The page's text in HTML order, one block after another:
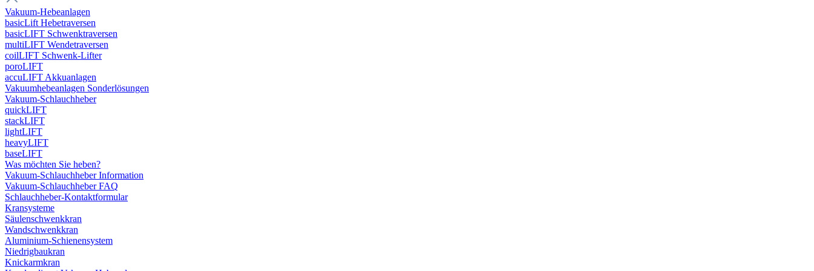
Vakuum-Hebeanlagen
basicLift Hebetraversen
basicLIFT Schwenktraversen
multiLIFT Wendetraversen
coilLIFT Schwenk-Lifter
poroLIFT
accuLIFT Akkuanlagen
Vakuumhebeanlagen Sonderlösungen
Vakuum-Schlauchheber
quickLIFT
stackLIFT
lightLIFT
heavyLIFT
baseLIFT
Was möchten Sie heben?
Vakuum-Schlauchheber Information
Vakuum-Schlauchheber FAQ
Schlauchheber-Kontaktformular
Kransysteme
Säulenschwenkkran
Wandschwenkkran
Aluminium-Schienensystem
Niedrigbaukran
Knickarmkran